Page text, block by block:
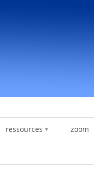
ressources zoom